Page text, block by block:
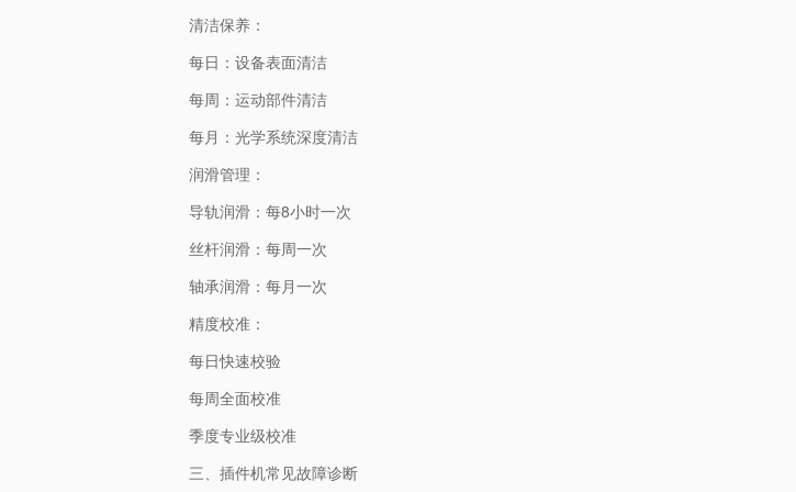
清洁保养：
每日：设备表面清洁
每周：运动部件清洁
每月：光学系统深度清洁
润滑管理：
导轨润滑：每8小时一次
丝杆润滑：每周一次
轴承润滑：每月一次
精度校准：
每日快速校验
每周全面校准
季度专业级校准
三、插件机常见故障诊断